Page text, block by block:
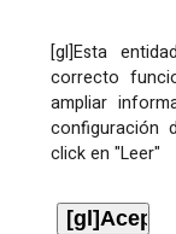
[gl]Esta
correcto
ampliar
configuración
click en "Leer"
Ficheiros
Ficheiro
asinado:
firma (.p7s):